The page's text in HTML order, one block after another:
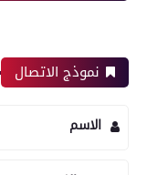
نموذج الاتصال
الاسم